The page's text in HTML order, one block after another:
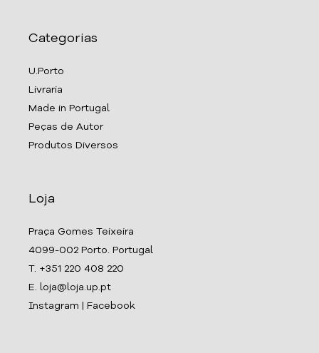
Categorias
U.Porto
Livraria
Made in Portugal
Peças de Autor
Produtos Diversos
Loja
Praça Gomes Teixeira
4099-002 Porto. Portugal
T. +351 220 408 220
E. loja@loja.up.pt
Instagram
Facebook